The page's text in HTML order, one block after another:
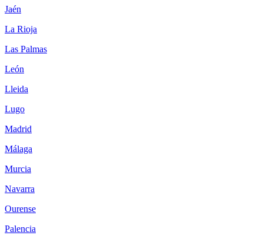
Jaén
La Rioja
Las Palmas
León
Lleida
Lugo
Madrid
Málaga
Murcia
Navarra
Ourense
Palencia